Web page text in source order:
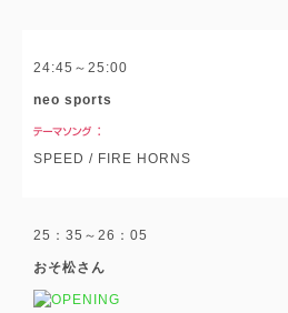
24:45～25:00
neo sports
SPEED / FIRE HORNS
25：35～26：05
おそ松さん